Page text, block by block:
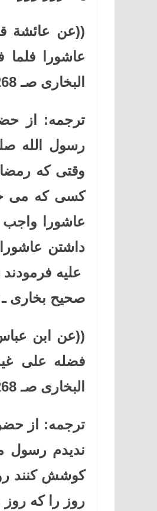
((عن عائشة
عاشورا
البخاری صـ 268 – جـ 1»
ترجمه: از
رسول الله
وقتی که
کسی که می
عاشورا
داشتن
علیه
صحیح بخاری ـ 268 جـ 1.
((عن ابن
فضله علی
البخاری صـ 268 جـ 1»
ترجمه: از
ندیدم رسول
کوشش کنند
روز را که